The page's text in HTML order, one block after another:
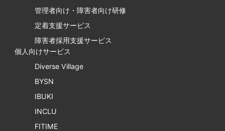
管理者向け・障害者向け研修
定着支援サービス
障害者採用支援サービス
個人向けサービス
Diverse Village
BYSN
IBUKI
INCLU
FITIME